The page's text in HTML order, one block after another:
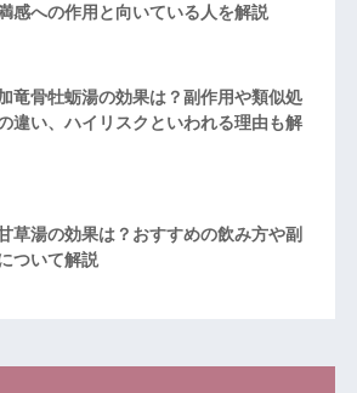
感への作用と向いている人を解説
竜骨牡蛎湯の効果は？副作用や類似処
違い、ハイリスクといわれる理由も解
草湯の効果は？おすすめの飲み方や副
ついて解説